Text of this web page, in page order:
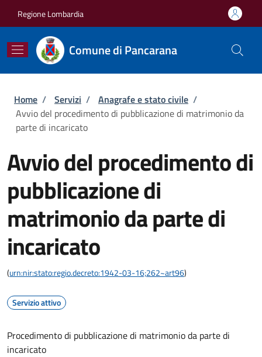
Regione Lombardia
Comune di Pancarana
Briciole di pane
Home / Servizi / Anagrafe e stato civile /
Avvio del procedimento di pubblicazione di matrimonio da
parte di incaricato
Avvio del procedimento di
pubblicazione di
matrimonio da parte di
incaricato
(urn:nir:stato:regio.decreto:1942-03-16;262~art96)
Servizio attivo
Procedimento di pubblicazione di matrimonio da parte di
incaricato